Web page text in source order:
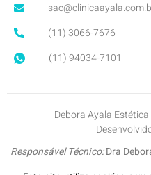
(11) 3066-7676
(11) 94034-7101
Debora Ayala
Responsável Técnico:Dra
Inscrição no